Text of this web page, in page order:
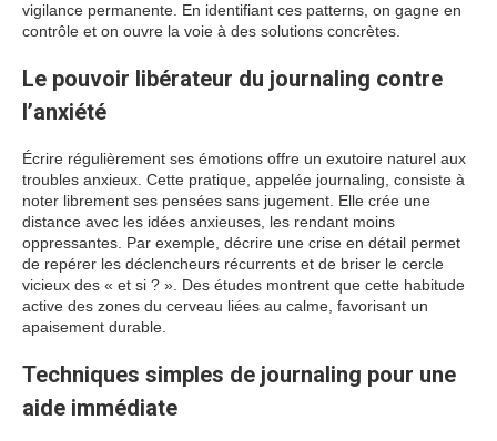
vigilance permanente. En identifiant ces patterns, on gagne en
contrôle et on ouvre la voie à des solutions concrètes.
Le pouvoir libérateur du journaling contre
l’anxiété
Écrire régulièrement ses émotions offre un exutoire naturel aux
troubles anxieux. Cette pratique, appelée journaling, consiste à
noter librement ses pensées sans jugement. Elle crée une
distance avec les idées anxieuses, les rendant moins
oppressantes. Par exemple, décrire une crise en détail permet
de repérer les déclencheurs récurrents et de briser le cercle
vicieux des « et si ? ». Des études montrent que cette habitude
active des zones du cerveau liées au calme, favorisant un
apaisement durable.
Techniques simples de journaling pour une
aide immédiate